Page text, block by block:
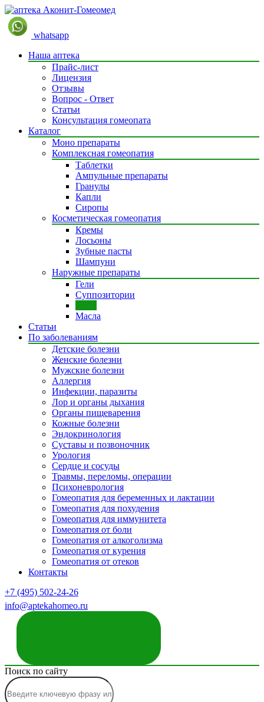
whatsapp
Наша аптека
Прайс-лист
Лицензия
Отзывы
Вопрос - Ответ
Статьи
Консультация гомеопата
Каталог
Моно препараты
Комплексная гомеопатия
Таблетки
Ампульные препараты
Гранулы
Капли
Сиропы
Косметическая гомеопатия
Кремы
Лосьоны
Зубные пасты
Шампуни
Наружные препараты
Гели
Суппозитории
Масла
Статьи
По заболеваниям
Детские болезни
Женские болезни
Мужские болезни
Аллергия
Инфекции, паразиты
Лор и органы дыхания
Органы пищеварения
Кожные болезни
Эндокринология
Суставы и позвоночник
Урология
Сердце и сосуды
Травмы, переломы, операции
Психоневрология
Гомеопатия для беременных и лактации
Гомеопатия для похудения
Гомеопатия для иммунитета
Гомеопатия от боли
Гомеопатия от алкоголизма
Гомеопатия от курения
Гомеопатия от отеков
Контакты
+7 (495) 502-24-26
info@aptekahomeo.ru
Поиск по сайту